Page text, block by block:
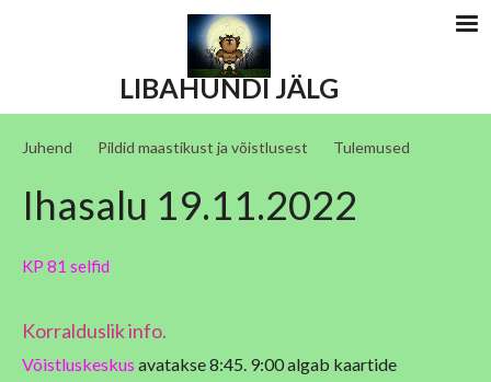
LIBAHUNDI JÄLG
Juhend Pildid maastikust ja võistlusest Tulemused
Ihasalu 19.11.2022
KP 81 selfid
Korralduslik info.
Võistluskeskus avatakse 8:45. 9:00 algab kaartide